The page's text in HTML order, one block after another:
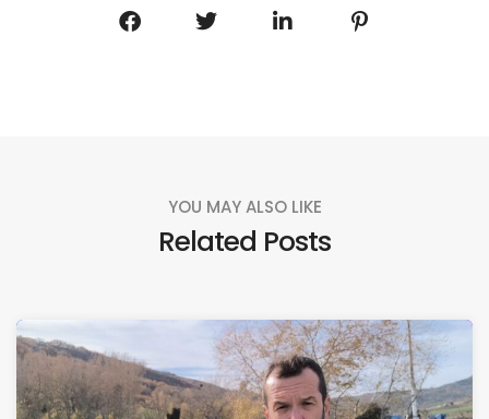
YOU MAY ALSO LIKE
Related Posts